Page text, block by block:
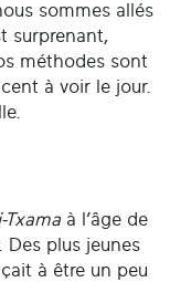
sommes allés
surprenant,
méthodes sont
à voir le jour.
Txama à l’âge de
Des plus jeunes
à être un peu